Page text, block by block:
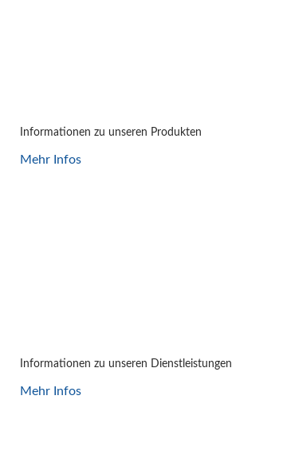
Informationen zu unseren Produkten
Mehr Infos
Informationen zu unseren Dienstleistungen
Mehr Infos